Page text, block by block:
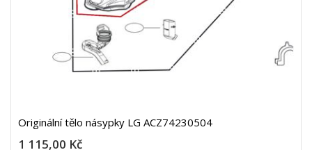
Originální tělo násypky LG ACZ74230504
1 115,00 Kč